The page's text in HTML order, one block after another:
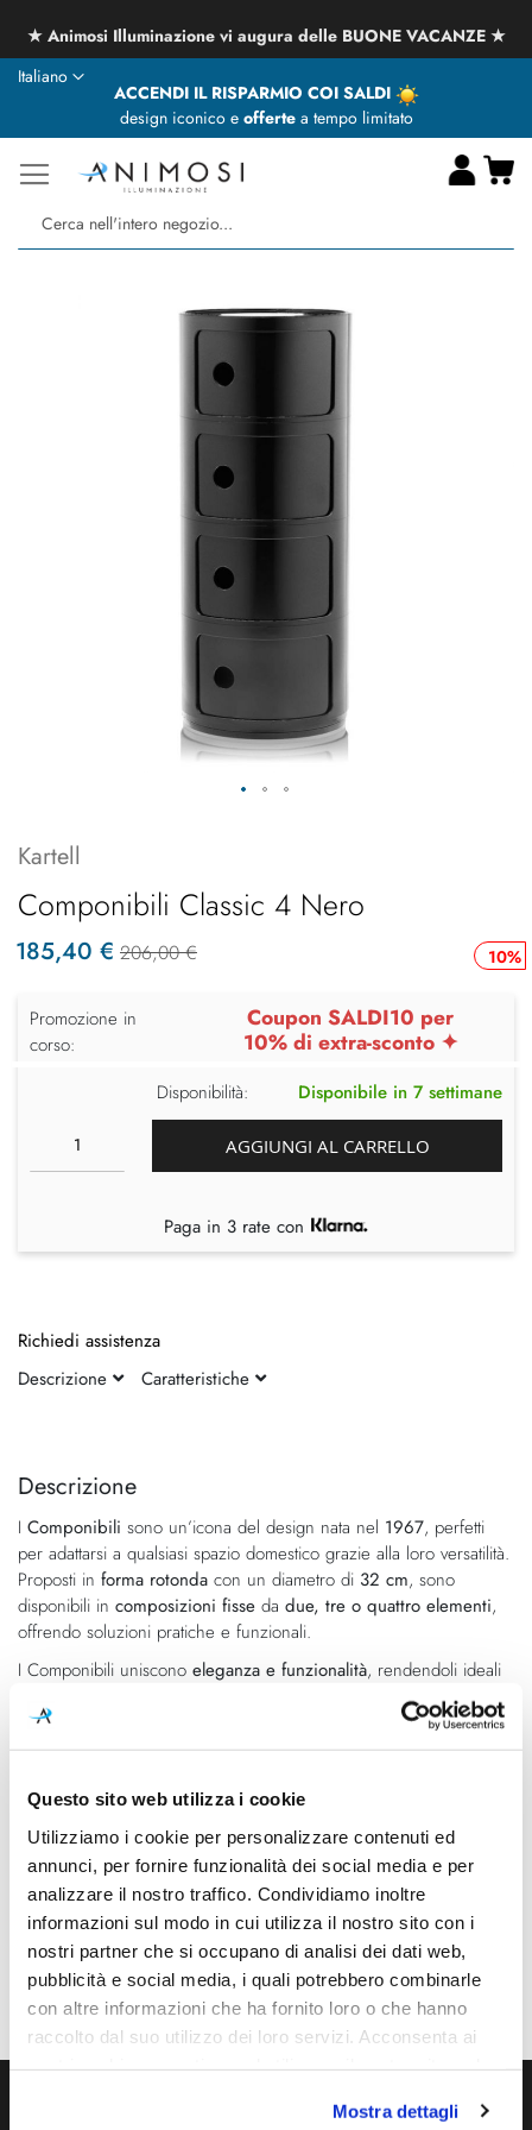
Questo sito web utilizza i cookie
Utilizziamo i cookie per personalizzare contenuti ed
annunci, per fornire funzionalità dei social media e per
analizzare il nostro traffico. Condividiamo inoltre
informazioni sul modo in cui utilizza il nostro sito con i
nostri partner che si occupano di analisi dei dati web,
pubblicità e social media, i quali potrebbero combinarle
con altre informazioni che ha fornito loro o che hanno
raccolto dal suo utilizzo dei loro servizi. Acconsenta ai
Mostra dettagli
★ Animosi Illuminazione vi augura delle BUONE VACANZE ★
ACCENDI IL RISPARMIO COI SALDI
design iconico e offertea tempo limitato
Lingua
Italiano
fine
galleria
di
immagini
della
di
immagini
Descrizione
I Componibili sono un’icona del design nata nel 1967, perfetti
per adattarsi a qualsiasi spazio domestico grazie alla loro versatilità.
Proposti in forma rotonda con un diametro di 32 cm, sono
disponibili in composizioni fisse da due, tre o quattro elementi,
offrendo soluzioni pratiche e funzionali.
I Componibili uniscono eleganza e funzionalità, rendendoli ideali
. Un classico senza tempo,
perfetto per chi cerca un complemento d’arredo moderno e dal
fascino intramontabile.
Caratteristiche
Cod.Art.
498509
Designer
Anna Castelli Ferrieri, 1969
Dimensioni
Ø320mm - H. 770mm
Kartell
Componibili Classic 4 Nero
10%
185,40 € 206,00 €
Promozione in
corso:
Coupon SALDI10 per
10% di extra-sconto ✦
Disponibilità: Disponibile in 7 settimane
AGGIUNGI AL CARRELLO
Paga in 3 rate con
Richiedi assistenza
Descrizione
Caratteristiche